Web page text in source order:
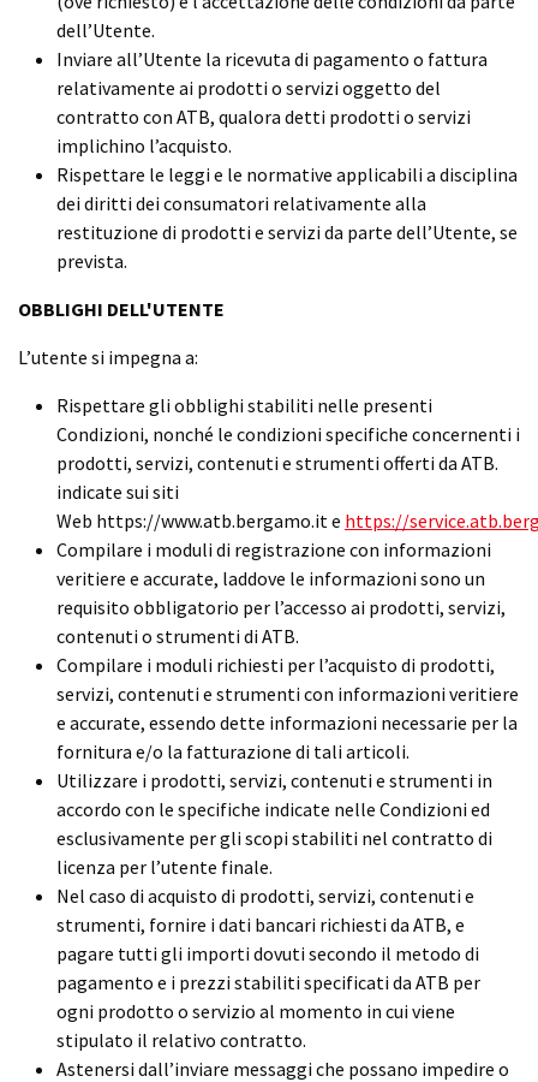
dell’Utente.
Inviare all’Utente la ricevuta di pagamento o fattura
relativamente ai prodotti o servizi oggetto del
contratto con ATB, qualora detti prodotti o servizi
implichino l’acquisto.
Rispettare le leggi e le normative applicabili a disciplina
dei diritti dei consumatori relativamente alla
restituzione di prodotti e servizi da parte dell’Utente, se
prevista.
OBBLIGHI DELL'UTENTE
L’utente si impegna a:
Rispettare gli obblighi stabiliti nelle presenti
Condizioni, nonché le condizioni specifiche concernenti i
prodotti, servizi, contenuti e strumenti offerti da ATB.
indicate sui siti
Web https://www.atb.bergamo.it e https://
Compilare i moduli di registrazione con informazioni
veritiere e accurate, laddove le informazioni sono un
requisito obbligatorio per l’accesso ai prodotti, servizi,
contenuti o strumenti di ATB.
Compilare i moduli richiesti per l’acquisto di prodotti,
servizi, contenuti e strumenti con informazioni veritiere
e accurate, essendo dette informazioni necessarie per la
fornitura e/o la fatturazione di tali articoli.
Utilizzare i prodotti, servizi, contenuti e strumenti in
accordo con le specifiche indicate nelle Condizioni ed
esclusivamente per gli scopi stabiliti nel contratto di
licenza per l’utente finale.
Nel caso di acquisto di prodotti, servizi, contenuti e
strumenti, fornire i dati bancari richiesti da ATB, e
pagare tutti gli importi dovuti secondo il metodo di
pagamento e i prezzi stabiliti specificati da ATB per
ogni prodotto o servizio al momento in cui viene
stipulato il relativo contratto.
Astenersi dall’inviare messaggi che possano impedire o